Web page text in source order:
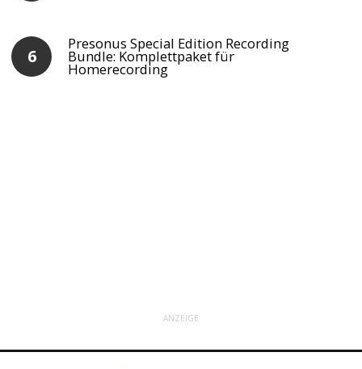
Presonus Special Edition Recording
Bundle: Komplettpaket für
Homerecording
ANZEIGE